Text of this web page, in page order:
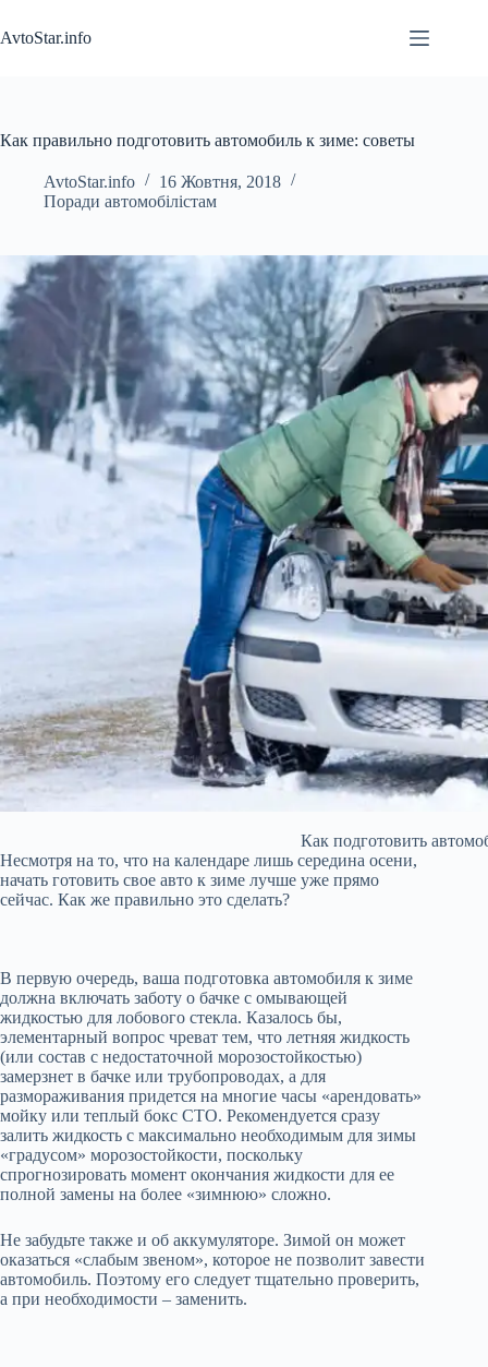
до
вмісту
AvtoStar.info
Как правильно подготовить автомобиль к зиме: советы
AvtoStar.info
16 Жовтня, 2018
Поради автомобілістам
Как подготовить
Несмотря на то, что на календаре лишь середина осени,
начать готовить свое авто к зиме лучше уже прямо
сейчас. Как же правильно это сделать?
В первую очередь, ваша подготовка автомобиля к зиме
должна включать заботу о бачке с омывающей
жидкостью для лобового стекла. Казалось бы,
элементарный вопрос чреват тем, что летняя жидкость
(или состав с недостаточной морозостойкостью)
замерзнет в бачке или трубопроводах, а для
размораживания придется на многие часы «арендовать»
мойку или теплый бокс СТО. Рекомендуется сразу
залить жидкость с максимально необходимым для зимы
«градусом» морозостойкости, поскольку
спрогнозировать момент окончания жидкости для ее
полной замены на более «зимнюю» сложно.
Не забудьте также и об аккумуляторе. Зимой он может
оказаться «слабым звеном», которое не позволит завести
автомобиль. Поэтому его следует тщательно проверить,
а при необходимости – заменить.